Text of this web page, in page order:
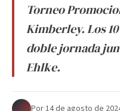
Torneo
Kimberley. Los
doble jornada
Ehlke.
Por·14 de agosto de